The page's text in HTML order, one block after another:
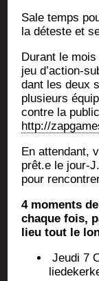
Sale temps
la déteste et
Durant le
jeu d’action-
dant les deux
plu­sieurs
contre la
http://
En atten­dant,
prêt.e le
pour
4 moments
chaque fois,
lieu tout le
Jeu­di 7